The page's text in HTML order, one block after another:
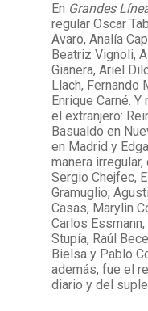
En Grandes
regular Oscar
Avaro, Analía
Beatriz Vignoli,
Gianera, Ariel
Llach, Fernando
Enrique Carné.
el extranjero:
Basualdo en
en Madrid y
manera irregular,
Sergio Chejfec,
Gramuglio,
Casas, Marylin
Carlos
Stupía, Raúl
Bielsa y Pablo
además, fue el
diario y del